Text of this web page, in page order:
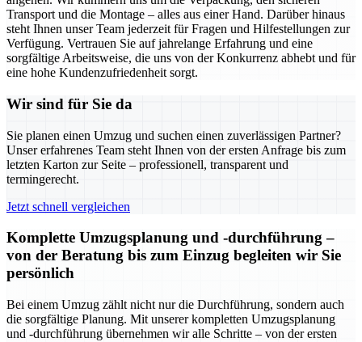
Transport und die Montage – alles aus einer Hand. Darüber hinaus
steht Ihnen unser Team jederzeit für Fragen und Hilfestellungen zur
Verfügung. Vertrauen Sie auf jahrelange Erfahrung und eine
sorgfältige Arbeitsweise, die uns von der Konkurrenz abhebt und für
eine hohe Kundenzufriedenheit sorgt.
Wir sind für Sie da
Sie planen einen Umzug und suchen einen zuverlässigen Partner?
Unser erfahrenes Team steht Ihnen von der ersten Anfrage bis zum
letzten Karton zur Seite – professionell, transparent und
termingerecht.
Jetzt schnell vergleichen
Komplette Umzugsplanung und -durchführung –
von der Beratung bis zum Einzug begleiten wir Sie
persönlich
Bei einem Umzug zählt nicht nur die Durchführung, sondern auch
die sorgfältige Planung. Mit unserer kompletten Umzugsplanung
und -durchführung übernehmen wir alle Schritte – von der ersten